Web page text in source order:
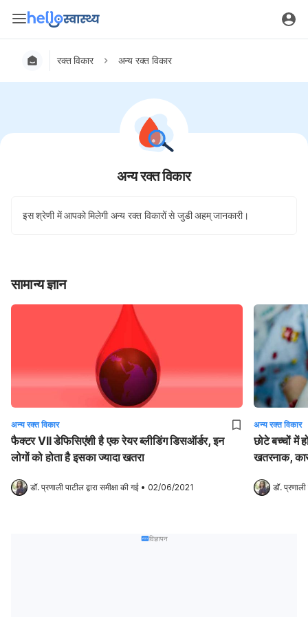
रक्त विकार अन्य रक्त विकार
अन्य रक्त विकार
इस श्रेणी में आपको मिलेगी अन्य रक्त विकारों से जुडी अहम् जानकारी।
सामान्य ज्ञान
अन्य रक्त विकार
फैक्टर VII डेफिसिएंशी है एक रेयर ब्लीडिंग डिसऑर्डर, इन
लोगों को होता है इसका ज्यादा खतरा
डॉ. प्रणाली पाटील द्वारा समीक्षा की गई • 02/06/2021
अन्य रक्त विकार
छोटे बच्चों में
खतरनाक,
डॉ.
विज्ञापन